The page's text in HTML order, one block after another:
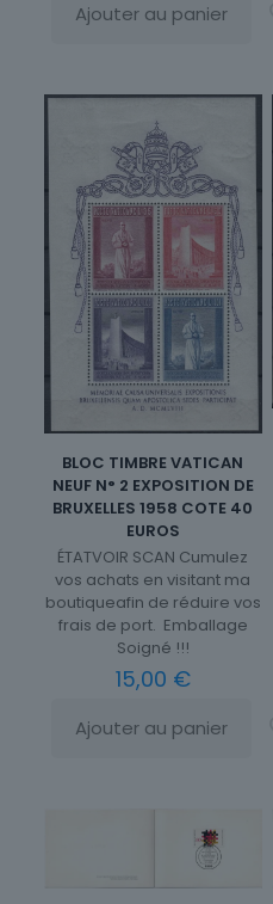
Ajouter au panier
BLOC TIMBRE VATICAN
NEUF N° 2 EXPOSITION DE
BRUXELLES 1958 COTE 40
EUROS
ÉTATVOIR SCAN Cumulez
vos achats en visitant ma
boutiqueafin de réduire vos
frais de port. Emballage
Soigné !!!
15,00 €
Ajouter au panier